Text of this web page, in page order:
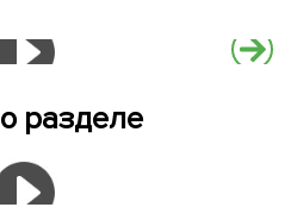
разделе